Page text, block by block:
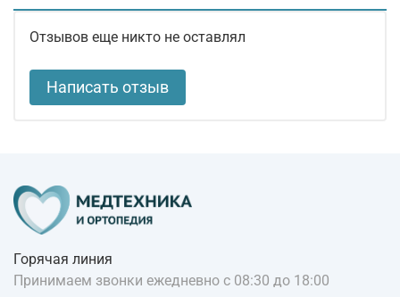
Отзывов еще никто не оставлял
Написать отзыв
Горячая линия
Принимаем звонки ежедневно с 08:30 до 18:00